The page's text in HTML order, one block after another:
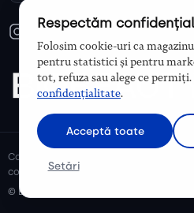
Cosmetice bio și naturale, ulei de
cosmetice naturale pentru mămici și
© Biobeauty 2026. Toate drepturile
Respectăm
Folosim cookie-uri ca
pentru statistici și pentru
tot, refuza sau alege ce
confidențialitate.
Acceptă toate
Setări